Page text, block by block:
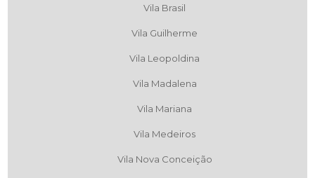
Vila Brasil
Vila Guilherme
Vila Leopoldina
Vila Madalena
Vila Mariana
Vila Medeiros
Vila Nova Conceição